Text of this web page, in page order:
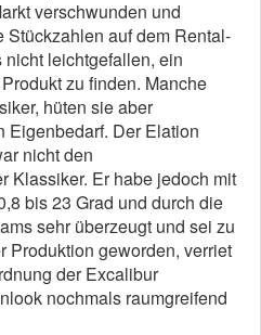
verschwunden und
auf dem Rental-
leichtgefallen, ein
zu finden. Manche
hüten sie aber
Eigenbedarf. Der Elation
nicht den
Klassiker. Er habe jedoch mit
bis 23 Grad und durch die
sehr überzeugt und sei zu
Produktion geworden, verriet
der Excalibur
nochmals raumgreifend